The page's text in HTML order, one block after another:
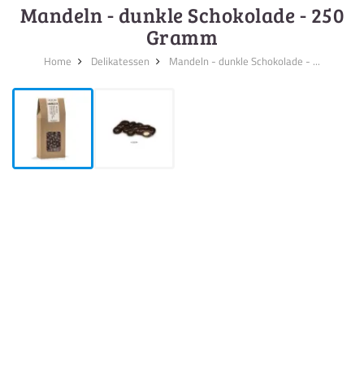
Mandeln - dunkle Schokolade - 250
Gramm
Home Delikatessen Mandeln - dunkle Schokolade - ...